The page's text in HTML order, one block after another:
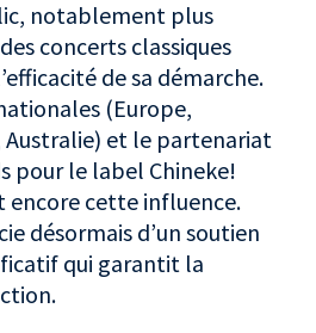
notablement plus
concerts classiques
de sa démarche.
(Europe,
Australie) et le partenariat
pour le label Chineke!
encore cette influence.
désormais d’un soutien
qui garantit la